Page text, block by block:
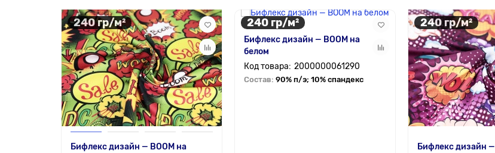
240 гр/м²
Бифлекс дизайн — BOOM на
240 гр/м²
Бифлекс дизайн — BOOM на
белом
2000000061290
Состав: 90% п/э; 10% спандекс
240 гр/м²
Бифлекс дизайн —